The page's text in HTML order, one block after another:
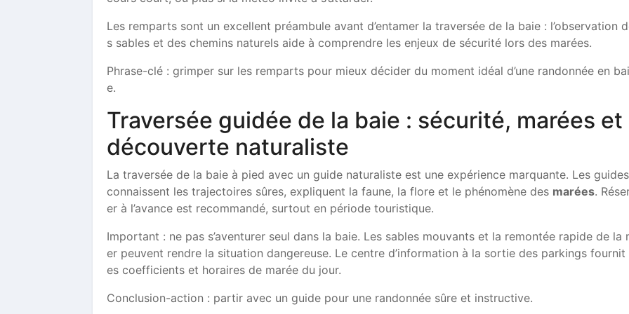
Les remparts sont un excellent préambule avant d’entamer la traversée de la baie : l’observation
s sables et des chemins naturels aide à comprendre les enjeux de sécurité lors des marées.
Phrase-clé : grimper sur les remparts pour mieux décider du moment idéal d’une randonnée en bai
e.
Traversée guidée de la baie : sécurité, marées et
découverte naturaliste
La traversée de la baie à pied avec un guide naturaliste est une expérience marquante. Les guides
connaissent les trajectoires sûres, expliquent la faune, la flore et le phénomène des marées.
er à l’avance est recommandé, surtout en période touristique.
Important : ne pas s’aventurer seul dans la baie. Les sables mouvants et la remontée rapide de la
er peuvent rendre la situation dangereuse. Le centre d’information à la sortie des parkings fournit
es coefficients et horaires de marée du jour.
Conclusion-action : partir avec un guide pour une randonnée sûre et instructive.